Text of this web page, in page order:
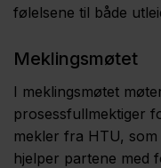
følelsene til både
Meklingsmøtet
I meklingsmøtet
prosessfullmektiger
mekler fra HTU,
hjelper partene med